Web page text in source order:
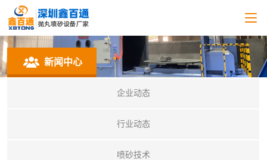
新闻中心
企业动态
行业动态
喷砂技术